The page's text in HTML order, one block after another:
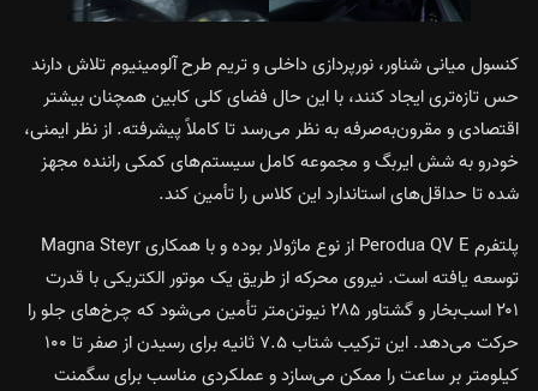
کنسول میانی شناور، نورپردازی داخلی و تریم طرح آلومینیوم تلاش دارند
حس تازه‌تری ایجاد کنند، با این حال فضای کلی کابین همچنان بیشتر
اقتصادی و مقرون‌به‌صرفه به نظر می‌رسد تا کاملاً پیشرفته. از نظر ایمنی،
خودرو به شش ایربگ و مجموعه کامل سیستم‌های کمکی راننده مجهز
شده تا حداقل‌های استاندارد این کلاس را تأمین کند.
پلتفرم Perodua QV E از نوع ماژولار بوده و با همکاری Magna Steyr
توسعه یافته است. نیروی محرکه از طریق یک موتور الکتریکی با قدرت
۲۰۱ اسب‌بخار و گشتاور ۲۸۵ نیوتن‌متر تأمین می‌شود که چرخ‌های جلو را
حرکت می‌دهد. این ترکیب شتاب ۷.۵ ثانیه برای رسیدن از صفر تا ۱۰۰
کیلومتر بر ساعت را ممکن می‌سازد و عملکردی مناسب برای سگمنت